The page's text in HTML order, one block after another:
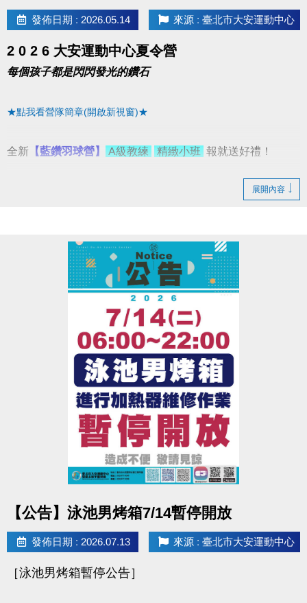
發佈日期 : 2026.05.14 來源 : 臺北市大安運動中心
2 0 2 6 大安運動中心夏令營
每個孩子都是閃閃發光的鑽石
★點我看營隊簡章(開啟新視窗)★
全新 【藍鑽羽球營】 A級教練 精緻小班 報就送好禮！
▌網路 任一梯９５折
▌現場 (限同一人一次現場報名)
▪︎ 二梯９折；三梯(含)以上８８折
7/1起至開課前
▌網路 任一梯９５折
▌現場 (限同一人一次現場報名)
▪︎ 二梯(含)以上９折
◼︎［獨享優惠］和平實小、北教大附小、大安國小：學生或教職員子
◼︎「伊索教育科學運動營」優惠內容不適用上述中心方案，報名繳
費、退費辦法、優惠內容等問題，皆直接聯繫「伊索教育」(更多資訊
再留言處)。
展開內容
【公告】泳池男烤箱7/14暫停開放
發佈日期 : 2026.07.13 來源 : 臺北市大安運動中心
［泳池男烤箱暫停公告］